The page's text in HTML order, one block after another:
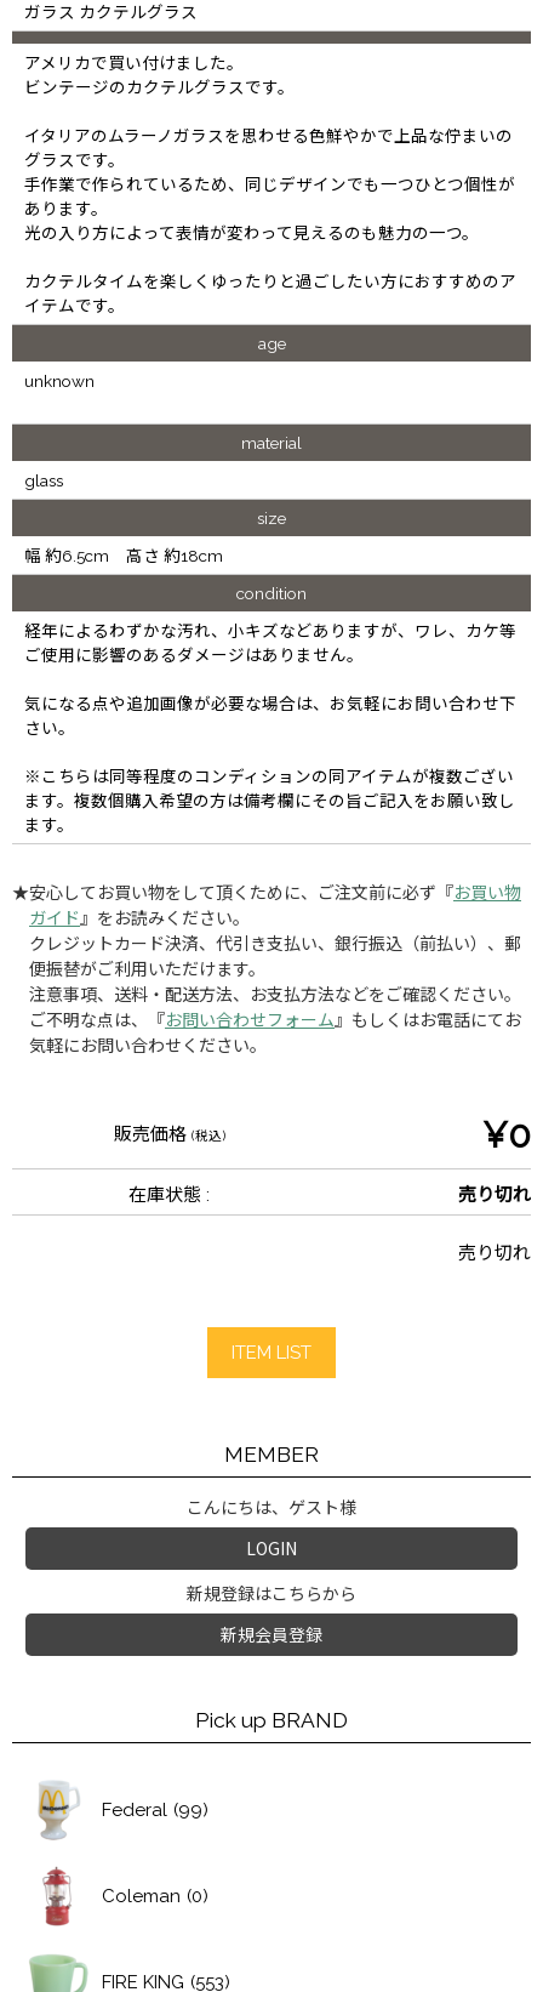
ガラス カクテルグラス
アメリカで買い付けました。
ビンテージのカクテルグラスです。
イタリアのムラーノガラスを思わせる色鮮やかで上品な佇まいの
グラスです。
手作業で作られているため、同じデザインでも一つひとつ個性が
あります。
光の入り方によって表情が変わって見えるのも魅力の一つ。
カクテルタイムを楽しくゆったりと過ごしたい方におすすめのア
イテムです。
age
unknown
material
glass
size
幅 約6.5cm 高さ 約18cm
condition
経年によるわずかな汚れ、小キズなどありますが、ワレ、カケ等
ご使用に影響のあるダメージはありません。
気になる点や追加画像が必要な場合は、お気軽にお問い合わせ下
さい。
※こちらは同等程度のコンディションの同アイテムが複数ござい
ます。複数個購入希望の方は備考欄にその旨ご記入をお願い致し
ます。
★安心してお買い物をして頂くために、ご注文前に必ず『お買い物
ガイド 』をお読みください。
クレジットカード決済、代引き支払い、銀行振込（前払い）、郵
便振替がご利用いただけます。
注意事項、送料・配送方法、お支払方法などをご確認ください。
ご不明な点は、『お問い合わせフォーム 』もしくはお電話にてお
気軽にお問い合わせください。
販売価格 (税込) ¥0
在庫状態 : 売り切れ
売り切れ
ITEM LIST
MEMBER
こんにちは、ゲスト様
LOGIN
新規登録はこちらから
新規会員登録
Pick up BRAND
Federal (99)
Coleman (0)
FIRE KING (553)